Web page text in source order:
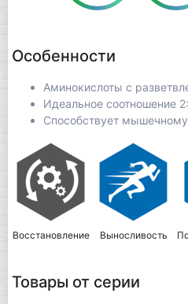
Особенности
Аминокиcлоты с
Идеальное соотношение
Способствует
Восстановление Выносливость
Товары от серии